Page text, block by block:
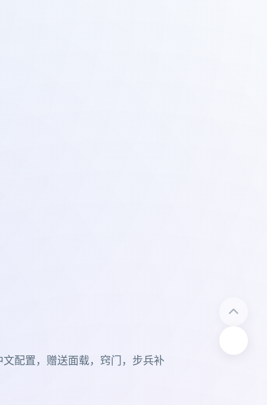
配置，赠送面载，窍门，步兵补